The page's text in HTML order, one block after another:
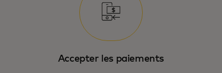
Accepter les paiements